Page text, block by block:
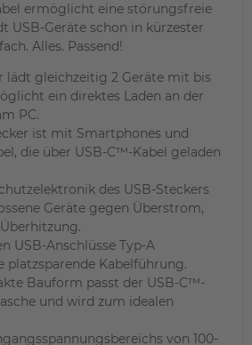
ermöglicht eine störungsfreie
USB-Geräte schon in kürzester
Alles. Passend!
lädt gleichzeitig 2 Geräte mit bis
ein direktes Laden an der
PC.
ist mit Smartphones und
die über USB-C™-Kabel geladen
des USB-Steckers
Geräte gegen Überstrom,
USB-Anschlüsse Typ-A
platzsparende Kabelführung.
Bauform passt der USB-C™-
und wird zum idealen
von 100-